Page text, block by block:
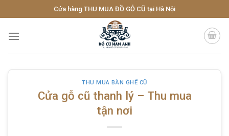
to
content
Cửa hàng THU MUA ĐỒ GỖ CŨ tại Hà Nội
THU MUA BÀN GHẾ CŨ
Cửa gỗ cũ thanh lý – Thu mua
tận nơi